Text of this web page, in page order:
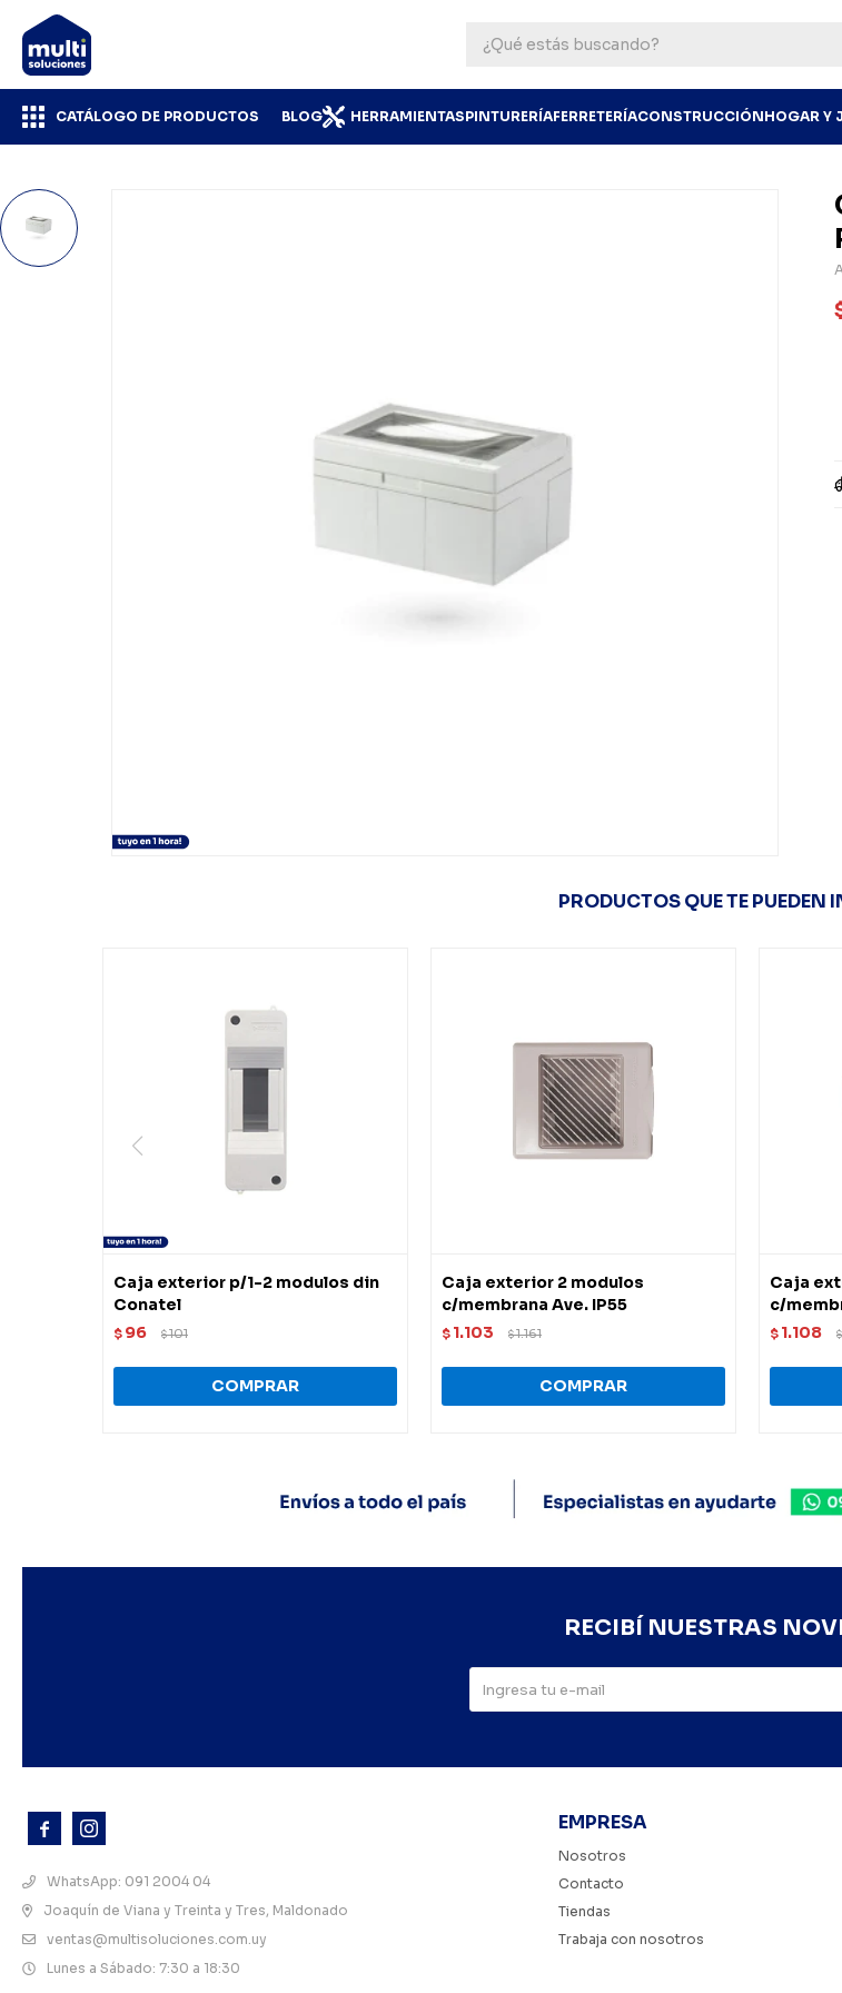
CATÁLOGO DE PRODUCTOS BLOG HERRAMIENTASPINTURERÍAFERRETERÍACONSTRUCCIÓNHOGAR Y
PRODUCTOS QUE TE PUEDEN
Caja exterior p/1-2 modulos din
Conatel
$ 96 $101
Caja exterior 2 modulos
c/membrana Ave. IP55
$ 1.103 $1.161
Caja
c/
$ 1.108 $
 
WhatsApp: 091 2004 04
Joaquín de Viana y Treinta y Tres, Maldonado
ventas@multisoluciones.com.uy
Lunes a Sábado: 7:30 a 18:30
EMPRESA
Nosotros
Contacto
Tiendas
Trabaja con nosotros
RECIBÍ NUESTRAS